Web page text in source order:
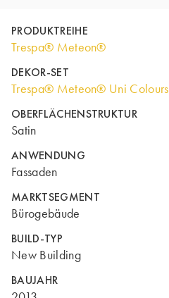
PRODUKTREIHE
Trespa® Meteon®
DEKOR-SET
Trespa® Meteon® Uni Colours
OBERFLÄCHENSTRUKTUR
Satin
ANWENDUNG
Fassaden
MARKTSEGMENT
Bürogebäude
BUILD-TYP
New Building
BAUJAHR